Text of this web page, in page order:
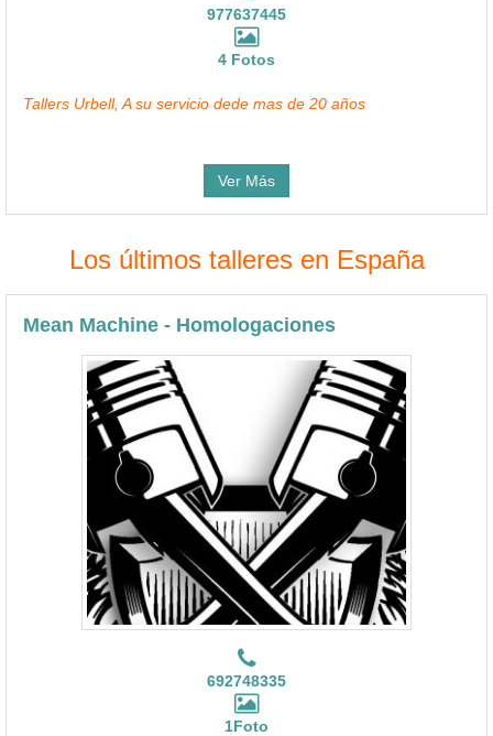
977637445
4 Fotos
Tallers Urbell, A su servicio dede mas de 20 años
Ver Más
Los últimos talleres en España
Mean Machine - Homologaciones
692748335
1Foto